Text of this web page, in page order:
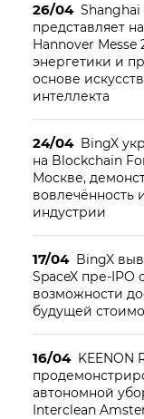
26/04
представляет
Hannover
энергетики и
основе
интеллекта
24/04 BingX
на Blockchain
Москве,
вовлечённость
индустрии
17/04 BingX
SpaceX пре-IPO
возможности
будущей
16/04 KEENON
автономной
Interclean